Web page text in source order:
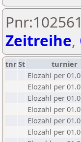
Zeitreihe,
tnrSt turnier
Elozahl per
Elozahl per
Elozahl per
Elozahl per
Elozahl per
Elozahl per